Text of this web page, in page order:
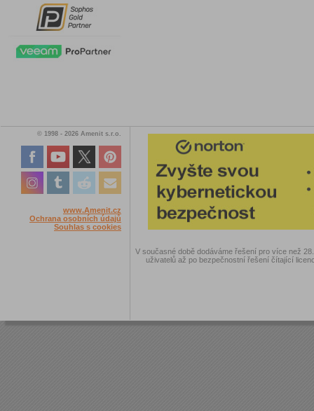
© 1998 - 2026 Amenit s.r.o.
www.Amenit.cz
Ochrana osobních údajů
Souhlas s cookies
V současné době dodáváme řešení pro více než
uživatelů až po bezpečnostní řešení čítající